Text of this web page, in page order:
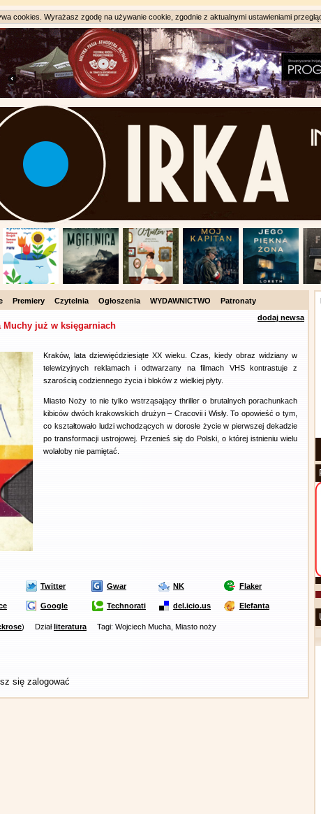
cookies. Wyrażasz zgodę na używanie cookie, zgodnie z aktualnymi ustawieniami
Premiery Czytelnia Ogłoszenia WYDAWNICTWO
Patronaty
dodaj newsa
już w księgarniach
Kraków, lata dziewięćdziesiąte XX wieku. Czas, kiedy obraz widziany w
telewizyjnych reklamach i odtwarzany na filmach VHS kontrastuje z
szarością codziennego życia i bloków z wielkiej płyty.
Miasto Noży to nie tylko wstrząsający thriller o brutalnych porachunkach
kibiców dwóch krakowskich drużyn – Cracovii i Wisły. To opowieść o tym,
co kształtowało ludzi wchodzących w dorosłe życie w pierwszej dekadzie
po transformacji ustrojowej. Przenieś się do Polski, o której istnieniu wielu
wolałoby nie pamiętać.
Twitter Gwar NK Flaker
Google Technorati del.icio.us Elefanta
) Działliteratura
Tagi: Wojciech Mucha, Miasto noży
się zalogować